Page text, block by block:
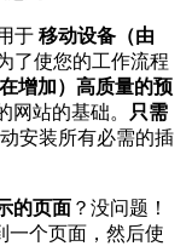
于 移动设备（由
了使您的工作流程
增加）高质量的预
站的基础。
只需
安装所有必需的插
的页面 ？没问题！
一个页面，然后使